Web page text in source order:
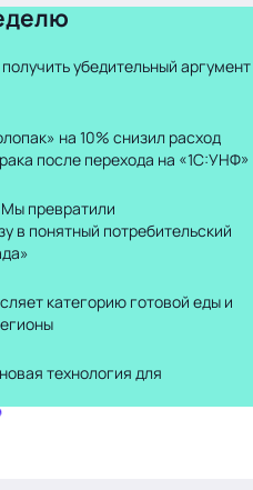
убедительный аргумент
на 10% снизил расход
после перехода на «1С:УНФ»
превратили
в понятный потребительский
категорию готовой еды и
технология для